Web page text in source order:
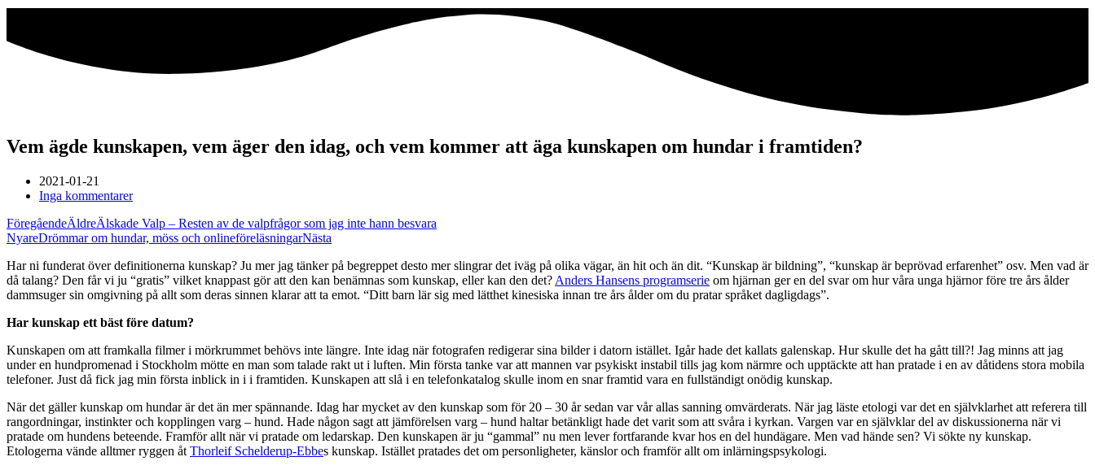
Vem ägde kunskapen, vem äger den idag, och vem kommer att äga kunskapen om hundar i framtiden?
2021-01-21
Inga kommentarer
FöregåendeÄldreÄlskade Valp – Resten av de valpfrågor som jag inte hann besvara
NyareDrömmar om hundar, möss och onlineföreläsningarNästa
Har ni funderat över definitionerna kunskap? Ju mer jag tänker på begreppet desto mer slingrar det iväg på olika vägar, än hit och än dit. “Kunskap är bildning”, “kunskap är beprövad erfarenhet” osv. Men vad är
då talang? Den får vi ju “gratis” vilket knappast gör att den kan benämnas som kunskap, eller kan den det? Anders Hansens programserie om hjärnan ger en del svar om hur våra unga hjärnor före tre års ålder
dammsuger sin omgivning på allt som deras sinnen klarar att ta emot. “Ditt barn lär sig med lätthet kinesiska innan tre års ålder om du pratar språket dagligdags”.
Har kunskap ett bäst före datum?
Kunskapen om att framkalla filmer i mörkrummet behövs inte längre. Inte idag när fotografen redigerar sina bilder i datorn istället. Igår hade det kallats galenskap. Hur skulle det ha gått till?! Jag minns att jag
under en hundpromenad i Stockholm mötte en man som talade rakt ut i luften. Min första tanke var att mannen var psykiskt instabil tills jag kom närmre och upptäckte att han pratade i en av dåtidens stora mobila
telefoner. Just då fick jag min första inblick in i i framtiden. Kunskapen att slå i en telefonkatalog skulle inom en snar framtid vara en fullständigt onödig kunskap.
När det gäller kunskap om hundar är det än mer spännande. Idag har mycket av den kunskap som för 20 – 30 år sedan var vår allas sanning omvärderats. När jag läste etologi var det en självklarhet att referera till
rangordningar, instinkter och kopplingen varg – hund. Hade någon sagt att jämförelsen varg – hund haltar betänkligt hade det varit som att svåra i kyrkan. Vargen var en självklar del av diskussionerna när vi
pratade om hundens beteende. Framför allt när vi pratade om ledarskap. Den kunskapen är ju “gammal” nu men lever fortfarande kvar hos en del hundägare. Men vad hände sen? Vi sökte ny kunskap.
Etologerna vände alltmer ryggen åt Thorleif Schelderup-Ebbes kunskap. Istället pratades det om personligheter, känslor och framför allt om inlärningspsykologi.